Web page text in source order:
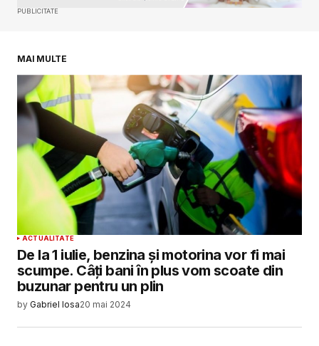
SUBMIT COMMENT
PUBLICITATE
MAI MULTE
ACTUALITATE
De la 1 iulie, benzina și motorina vor fi mai
scumpe. Câți bani în plus vom scoate din
buzunar pentru un plin
by Gabriel Iosa20 mai 2024